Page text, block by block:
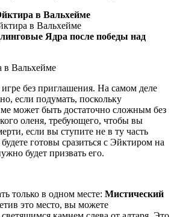
в Вальхейме
в Вальхейме
Ядра после победы над
в Вальхейме
без приглашения. На самом деле
если подумать, поскольку
может быть достаточно сложным без
оленя, требующего, чтобы вы
если вы ступите не в ту часть
готовы сразиться с Эйктиром на
будет призвать его.
только в одном месте: Мистический
это место, вы можете